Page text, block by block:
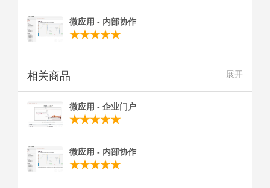
微应用 - 内部协作
相关商品 展开
微应用 - 企业门户
微应用 - 内部协作